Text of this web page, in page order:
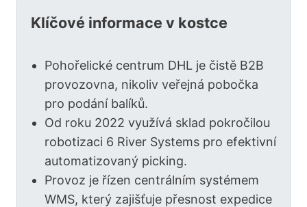
Klíčové informace v kostce
Pohořelické centrum DHL je čistě B2B
provozovna, nikoliv veřejná pobočka
pro podání balíků.
Od roku 2022 využívá sklad pokročilou
robotizaci 6 River Systems pro efektivní
automatizovaný picking.
Provoz je řízen centrálním systémem
WMS, který zajišťuje přesnost expedice